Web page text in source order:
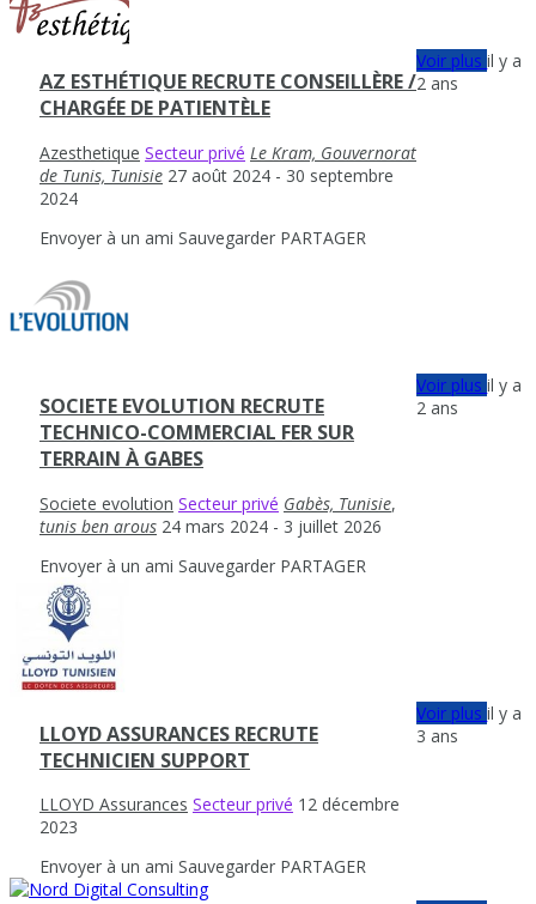
AZ ESTHÉTIQUE RECRUTE CONSEILLÈRE /
CHARGÉE DE PATIENTÈLE
Azesthetique Secteur privé Le Kram, Gouvernorat
de Tunis, Tunisie 27 août 2024 - 30 septembre
2024
Envoyer à un ami Sauvegarder PARTAGER
Voir plusil y a
2 ans
SOCIETE EVOLUTION RECRUTE
TECHNICO-COMMERCIAL FER SUR
TERRAIN À GABES
Societe evolution Secteur privé Gabès, Tunisie,
tunis ben arous 24 mars 2024 - 3 juillet 2026
Envoyer à un ami Sauvegarder PARTAGER
Voir plusil y a
2 ans
LLOYD ASSURANCES RECRUTE
TECHNICIEN SUPPORT
LLOYD Assurances Secteur privé 12 décembre
2023
Envoyer à un ami Sauvegarder PARTAGER
Voir plusil y a
3 ans